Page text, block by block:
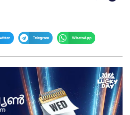
Telegram WhatsApp